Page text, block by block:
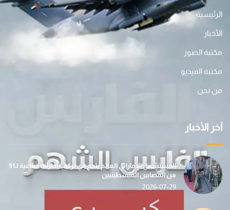
الرئيسية
الأخبار
مكتبة الصور
مكتبة الفيديو
من نحن
آخر الأخبار
المستشفى الإماراتي العائم ينجح في تركيب أطراف صناعية لـ51
من المصابين الفلسطينيين
2026-07-29